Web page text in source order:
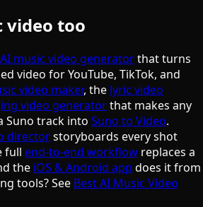
video too
AI music video generatorthat turns
video for YouTube, TikTok, and
video maker, the lyric video
video generatorthat makes any
Suno track into Suno to Video.
directorstoryboards every shot
full end-to-end workflow replaces a
the iOS & Android app does it from
tools? See Best AI Music Video